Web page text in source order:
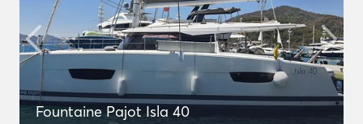
Fountaine Pajot Isla 40